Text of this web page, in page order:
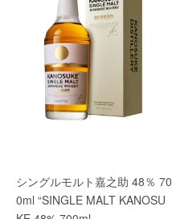
シングルモルト嘉之助 48％ 70
0ml “SINGLE MALT KANOSU